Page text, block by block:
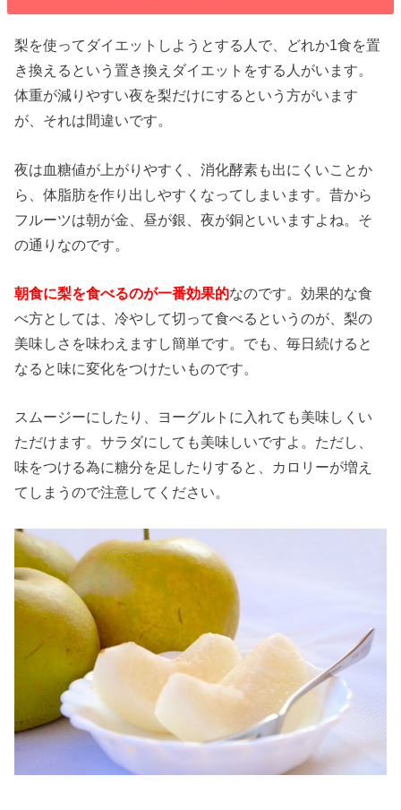
梨を使ってダイエットしようとする人で、どれか1食を置
き換えるという置き換えダイエットをする人がいます。
体重が減りやすい夜を梨だけにするという方がいます
が、それは間違いです。
夜は血糖値が上がりやすく、消化酵素も出にくいことか
ら、体脂肪を作り出しやすくなってしまいます。昔から
フルーツは朝が金、昼が銀、夜が銅といいますよね。そ
の通りなのです。
朝食に梨を食べるのが一番効果的なのです。効果的な食
べ方としては、冷やして切って食べるというのが、梨の
美味しさを味わえますし簡単です。でも、毎日続けると
なると味に変化をつけたいものです。
スムージーにしたり、ヨーグルトに入れても美味しくい
ただけます。サラダにしても美味しいですよ。ただし、
味をつける為に糖分を足したりすると、カロリーが増え
てしまうので注意してください。